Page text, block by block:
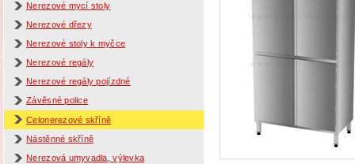
Nerezové mycí stoly
Nerezové dřezy
Nerezové stoly k myčce
Nerezové regály
Nerezové regály pojízdné
Závěsné police
Celonerezové skříně
Nástěnné skříně
Nerezová umyvadla, výlevka